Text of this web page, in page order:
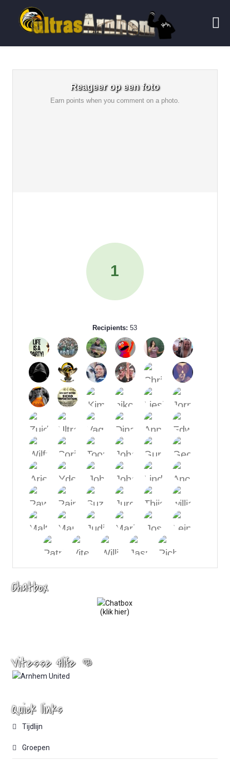
Reageer op een foto
Earn points when you comment on a photo.
1
Recipients: 53
Chatbox
(klik hier)
Vitesse 4life 👊
Quick links
Tijdlijn
Groepen